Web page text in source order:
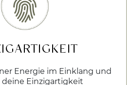
Energie im Einklang und
Einzigartigkeit